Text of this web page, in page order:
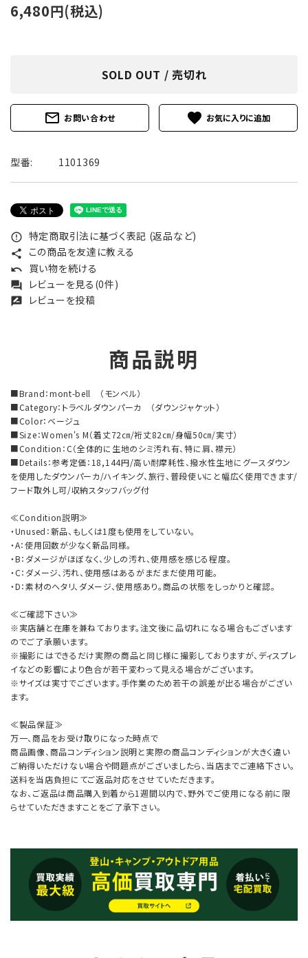
6,480円(税込)
SOLD OUT / 売切れ
mail_outline お問い合わせ favorite
型番: 1101369
error_outline 特定商取引法に基づく表記 (返品など)
share この商品を友達に教える
undo 買い物を続ける
forum レビューを見る(0件)
rate_review レビューを投稿
商品説明
■Brand：mont-bell （モンベル）
■Category：トラベルダウンパーカ （ダウンジャケット）
■Color：ベージュ
■Size：Women's M（着丈72㎝/裄丈82㎝/身幅50㎝/実寸）
■Condition：C（全体的に生地のシミ汚れ有、特に肩、襟元）
■Details：参考定価：18,144円/高い耐摩耗性、撥水性生地にグースダウン
を使用したダウンパーカ/ハイキング、旅行、普段使いにと幅広く使用できます/
フード取外し可/収納スタッフバッグ付
≪Condition説明≫
・Unused：新品、もしくは1度も使用をしていない。
・A：使用回数が少なく新品同様。
・B：ダメージがほぼなく、少しの汚れ、使用感を感じる程度。
・C：ダメージ、汚れ、使用感はあるがまだまだ使用可能。
・D：素材のヘタリ、ダメージ、使用感あり。商品の状態をしっかりと確認。
≪ご確認下さい≫
※実店舗と在庫を兼ねております。注文後に品切れになる場合もございます
のでご了承願います。
※撮影にはできるだけ実際の商品と同じ様に撮影しておりますが、ディスプレ
イなどの影響により色合が若干変わって見える場合がございます。
※サイズは実寸でございます。手作業のため若干の誤差が出る場合がござい
ます。
≪製品保証≫
万一、商品をお受け取りになった時点で
商品画像、商品コンディション説明と実際の商品コンディションが大きく違い
ご納得いただけない場合や問題点がございましたら、当店までご連絡下さい。
送料を当店負担にてご返品対応をさせていただきます。
なお、ご返品は商品購入到着から1週間以内で、野外でご使用になる前に限
らせていただきますことをご了承下さい。